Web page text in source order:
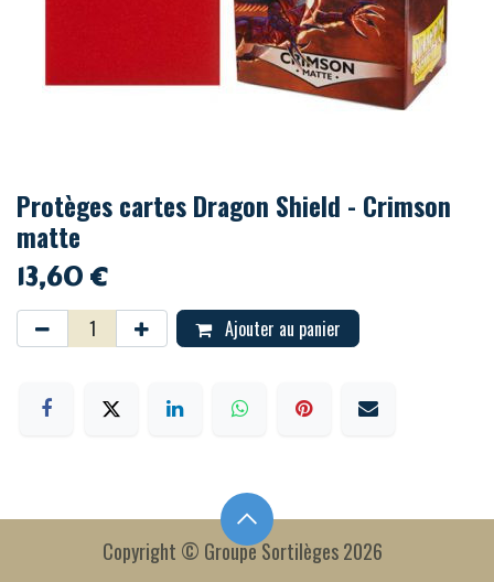
Protèges cartes Dragon Shield - Crimson
matte
13,60€
Ajouter au panier
Copyright © Groupe Sortilèges 2026